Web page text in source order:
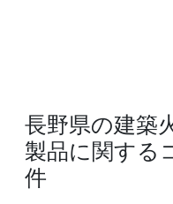
長野県の建築
製品に関する
件